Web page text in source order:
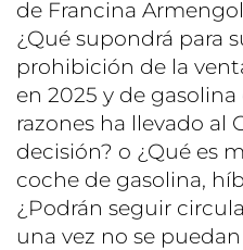
de Francina
¿Qué supondrá para
prohibición de la
en 2025 y de gasolina
razones ha llevado al
decisión? o ¿Qué es
coche de gasolina,
¿Podrán seguir
una vez no se